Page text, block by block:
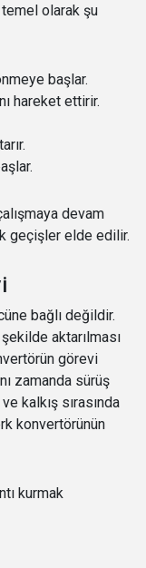
olarak şu
başlar.
hareket ettirir.
devam
geçişler elde edilir.
bağlı değildir.
aktarılması
görevi
zamanda sürüş
kalkış sırasında
konvertörünün
kurmak